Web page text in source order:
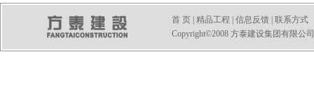
首 页 精品工程 信息反馈 联系方式
Copyright©2008 方泰建设集团有限公